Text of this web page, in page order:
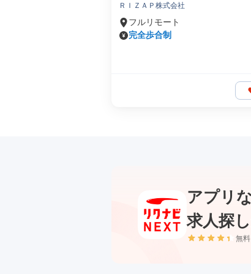
ＲＩＺＡＰ株式会社
フルリモート
完全歩合制
アプリ
求人探
無料